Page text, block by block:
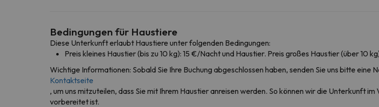
Bedingungen für Haustiere
Diese Unterkunft erlaubt Haustiere unter folgenden Bedingungen:
Preis kleines Haustier (bis zu 10 kg): 15 €/Nacht und Haustier. Preis großes Haustier (über 10
Wichtige Informationen: Sobald Sie Ihre Buchung abgeschlossen haben, senden Sie uns bitte eine
Kontaktseite
, um uns mitzuteilen, dass Sie mit Ihrem Haustier anreisen werden. So können wir die Unterkunft
vorbereitet ist.